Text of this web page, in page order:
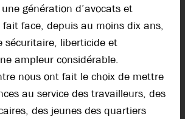
génération d’avocats et
fait face, depuis au moins dix ans,
sécuritaire, liberticide et
ampleur considérable.
nous ont fait le choix de mettre
au service des travailleurs, des
des jeunes des quartiers